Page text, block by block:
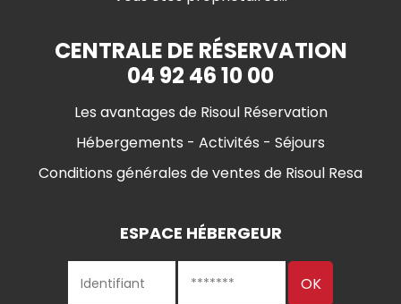
CENTRALE DE RÉSERVATION
04 92 46 10 00
Les avantages de Risoul Réservation
Hébergements - Activités - Séjours
Conditions générales de ventes de Risoul Resa
ESPACE HÉBERGEUR